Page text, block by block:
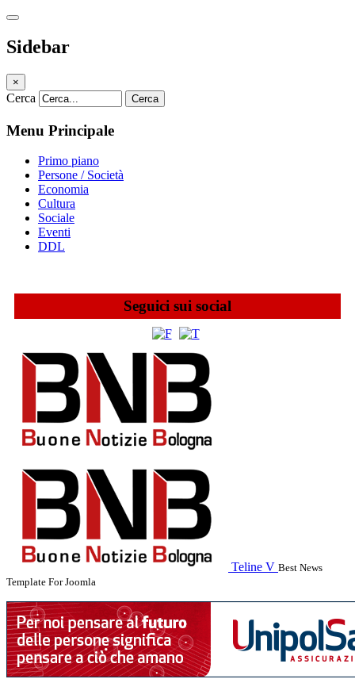
Sidebar
×
Cerca Cerca
Menu Principale
Primo piano
Persone / Società
Economia
Cultura
Sociale
Eventi
DDL
Seguici sui social
Teline V Best News
Template For Joomla